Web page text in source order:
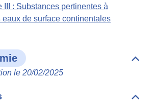
III : Substances pertinentes à
de surface continentales
le 20/02/2025